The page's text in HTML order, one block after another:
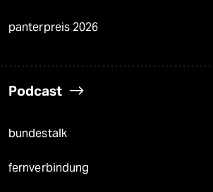
panterpreis 2026
Podcast
bundestalk
fernverbindung